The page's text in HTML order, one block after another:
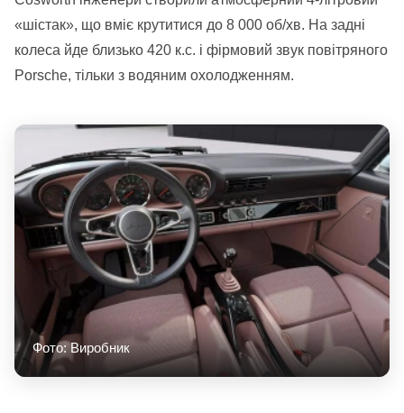
«шістак», що вміє крутитися до 8 000 об/хв. На задні
колеса йде близько 420 к.с. і фірмовий звук повітряного
Porsche, тільки з водяним охолодженням.
Фото: Виробник